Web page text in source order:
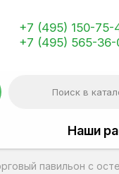
+7 (495) 150-75-
+7 (495) 565-36-
Наши
павильон с